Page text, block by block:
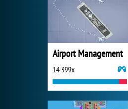
Airport Management
14 399x